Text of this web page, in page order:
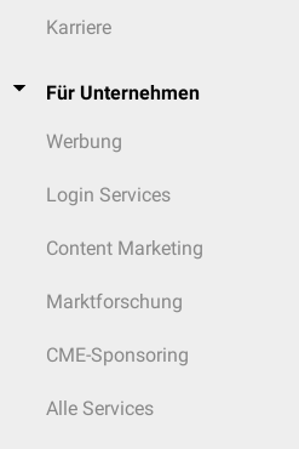
Karriere
Für Unternehmen
Werbung
Login Services
Content Marketing
Marktforschung
CME-Sponsoring
Alle Services